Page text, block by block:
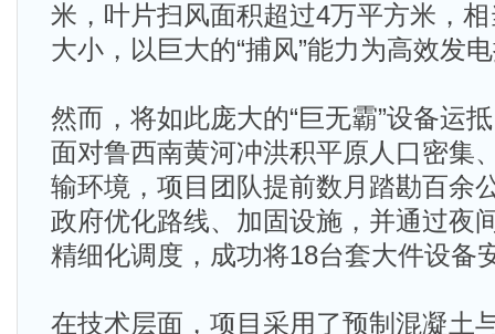
米，叶片扫风面积超过4万平方米，
大小，以巨大的“捕风”能力为高效发
然而，将如此庞大的“巨无霸”设备运
面对鲁西南黄河冲洪积平原人口密集
输环境，项目团队提前数月踏勘百余
政府优化路线、加固设施，并通过夜
精细化调度，成功将18台套大件设备
在技术层面，项目采用了预制混凝土